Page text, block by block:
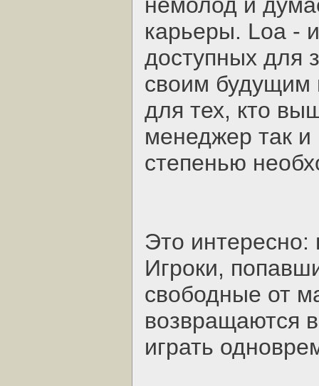
карьеры. Loa -
доступных для
своим будущим
для тех, кто
менеджер так и
степенью
Это
Игроки,
свободные от
возвращаются
играть